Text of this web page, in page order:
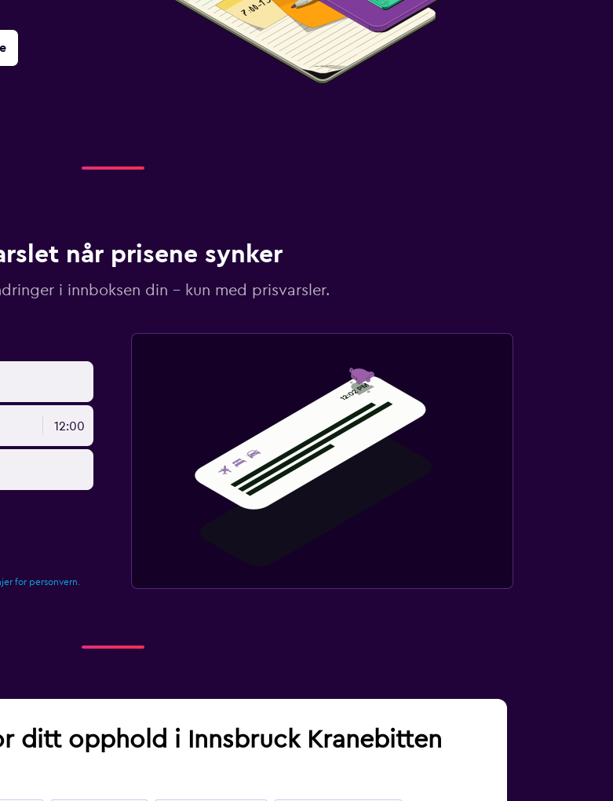
når prisene synker
i innboksen din – kun med prisvarsler.
12:00
for personvern.
ditt opphold i Innsbruck Kranebitten